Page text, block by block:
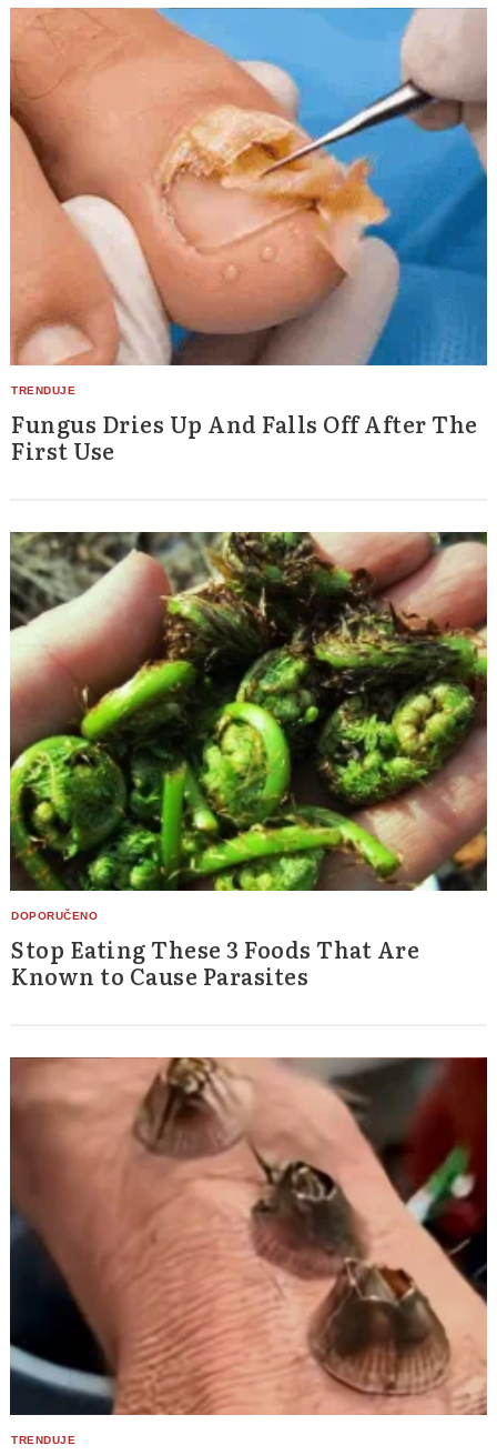
Fungus Dries Up And Falls Off After The
First Use
Stop Eating These 3 Foods That Are
Known to Cause Parasites
Search
for: